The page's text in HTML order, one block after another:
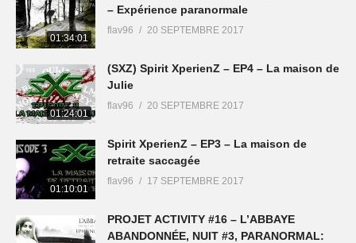
01:34:01
– Expérience paranormale
flav96 20 SEPTEMBRE 2017
01:24:01
(SXZ) Spirit XperienZ – EP4 – La maison de
Julie
flav96 20 SEPTEMBRE 2017
01:10:01
Spirit XperienZ – EP3 – La maison de
retraite saccagée
flav96 17 SEPTEMBRE 2017
PROJET ACTIVITY #16 – L’ABBAYE
ABANDONNÉE, NUIT #3, PARANORMAL: